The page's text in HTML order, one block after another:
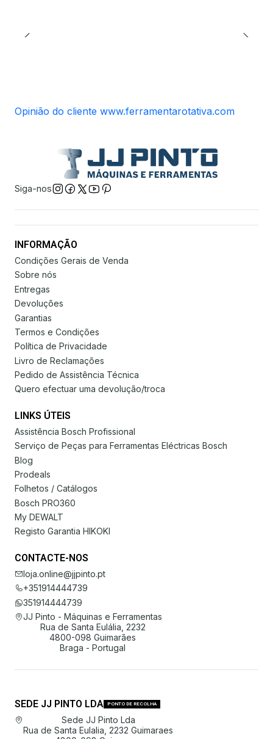
Opinião do cliente www.ferramentarotativa.com
Siga-nos
INFORMAÇÃO
Condições Gerais de Venda
Sobre nós
Entregas
Devoluções
Garantias
Termos e Condições
Política de Privacidade
Livro de Reclamações
Pedido de Assistência Técnica
Quero efectuar uma devolução/troca
LINKS ÚTEIS
Assistência Bosch Profissional
Serviço de Peças para Ferramentas Eléctricas Bosch
Blog
Prodeals
Folhetos / Catálogos
Bosch PRO360
My DEWALT
Registo Garantia HIKOKI
CONTACTE-NOS
loja.online@jjpinto.pt
+351914444739
351914444739
JJ Pinto - Máquinas e Ferramentas
Rua de Santa Eulália, 2232
4800-098 Guimarães
Braga - Portugal
SEDE JJ PINTO LDA PONTO DE RECOLHA
Sede JJ Pinto Lda
Rua de Santa Eulalia, 2232 Guimaraes